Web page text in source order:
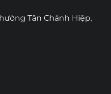
Tân Chánh Hiệp,